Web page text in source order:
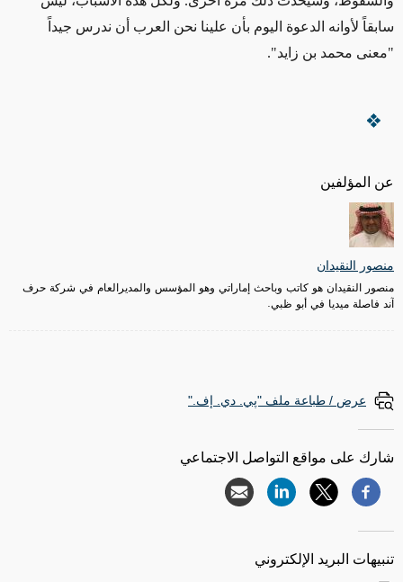
عن المؤلفين
منصور النقيدان
منصور النقيدان هو كاتب وباحث إماراتي وهو المؤسس والمديرالعام في شركة حرف
آند فاصلة ميديا في أبو ظبي.
سابقاً لأوانه الدعوة اليوم بأن علينا نحن العرب أن ندرس جيداً
"معنى محمد بن زايد".
عرض / طباعة ملف "پي. دي. إف."
شارك على مواقع التواصل الاجتماعي
تنبيهات البريد الإلكتروني